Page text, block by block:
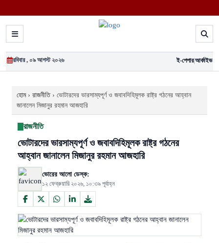
রবিবার , ০৯ আগস্ট ২০২৬ ই-পেপার|আর্কাইভ
হোম› রাজনীতি› ভোটারদের ভারসাম্যপূর্ণ ও জবাবদিহিমূলক রাষ্ট্র গঠনের আহ্বান
জানালেন মিজানুর রহমান আজহারি
রাজনীতি
ভোটারদের ভারসাম্যপূর্ণ ও জবাবদিহিমূলক রাষ্ট্র গঠনের
আহ্বান জানালেন মিজানুর রহমান আজহারি
ভোরের আলো ডেস্ক:
১২ ফেব্রুয়ারি ২০২৬, ১০:৩৯ পূর্বাহ্ন